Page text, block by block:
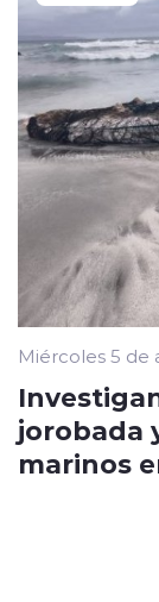
Miércoles 5 de
jorobada
marinos